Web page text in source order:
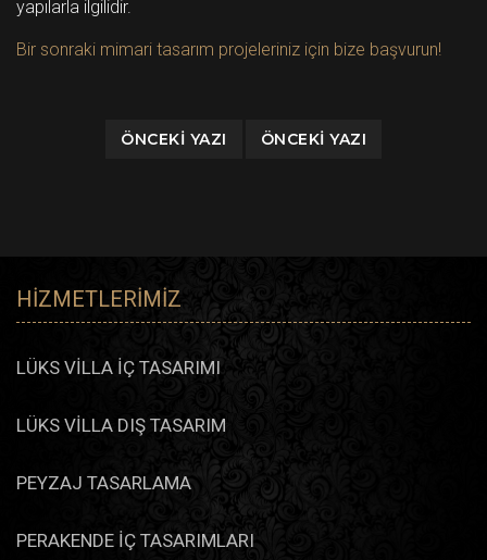
yapılarla ilgilidir.
Bir sonraki mimari tasarım projeleriniz için bize başvurun!
ÖNCEKI YAZI ÖNCEKI YAZI
HIZMETLERIMIZ
LÜKS VİLLA İÇ TASARIMI
LÜKS VİLLA DIŞ TASARIM
PEYZAJ TASARLAMA
PERAKENDE İÇ TASARIMLARI